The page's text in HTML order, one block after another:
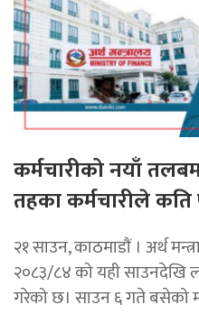
कर्मचारीको नयाँ
तहका कर्मचारीले
२१ साउन, काठमाडाैं । अर्थ
२०८३/८४ को यही साउनदेखि
गरेको छ। साउन ६ गते बसेको